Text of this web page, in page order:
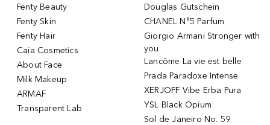
Fenty Beauty
Fenty Skin
Fenty Hair
Caia Cosmetics
About Face
Milk Makeup
ARMAF
Transparent Lab
Douglas Gutschein
CHANEL N°5 Parfum
Giorgio Armani Stronger with
you
Lancôme La vie est belle
Prada Paradoxe Intense
XERJOFF Vibe Erba Pura
YSL Black Opium
Sol de Janeiro No. 59